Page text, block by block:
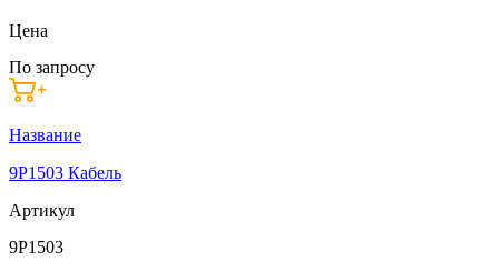
Цена
По запросу
Название
9P1503 Кабель
Артикул
9P1503